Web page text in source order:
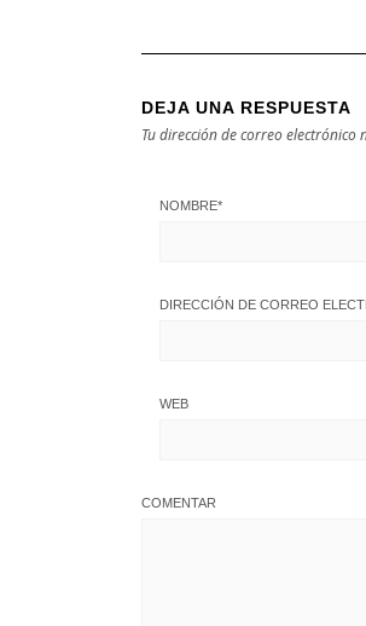
DEJA UNA RESPUESTA
Tu dirección de correo electrónico
NOMBRE*
DIRECCIÓN DE CORREO
WEB
COMENTAR